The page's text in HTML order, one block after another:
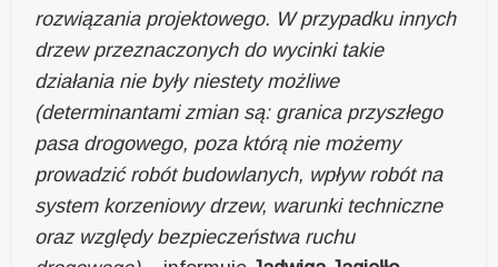
rozwiązania projektowego. W przypadku innych
drzew przeznaczonych do wycinki takie
działania nie były niestety możliwe
(determinantami zmian są: granica przyszłego
pasa drogowego, poza którą nie możemy
prowadzić robót budowlanych, wpływ robót na
system korzeniowy drzew, warunki techniczne
oraz względy bezpieczeństwa ruchu